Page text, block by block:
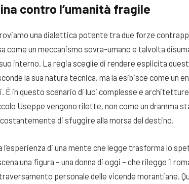
contro l’umanità fragile
una dialettica potente tra due forze
come un meccanismo sovra-umano e talvolta
interno. La regia sceglie di rendere esplicita
la sua natura tecnica, ma la esibisce come un
È in questo scenario di luci complesse e
Useppe vengono rilette, non come un dramma
di sfuggire alla morsa del destino.
di una mente che legge trasforma lo
una figura – una donna di oggi – che rilegge il
personale delle vicende morantiane.